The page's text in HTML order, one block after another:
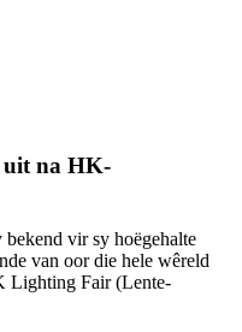
uit na HK-
vir sy hoëgehalte
van oor die hele wêreld
Lighting Fair (Lente-